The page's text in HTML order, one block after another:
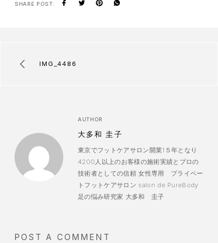
SHARE POST:
IMG_4486
AUTHOR
大多和 圭子
東京でフットケアサロン開業1５年となり
4200人以上のお客様の施術実績とプロの
技術者としての信頼 女性専用 プライベー
トフットケアサロン salon de PureBody
足の悩み研究家 大多和 圭子
POST A COMMENT